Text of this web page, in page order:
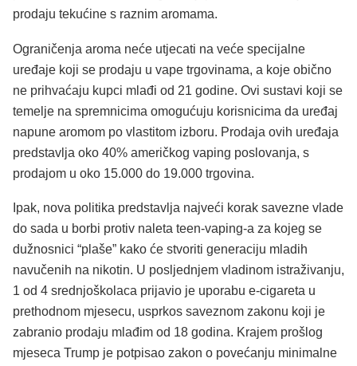
prodaju tekućine s raznim aromama.
Ograničenja aroma neće utjecati na veće specijalne
uređaje koji se prodaju u vape trgovinama, a koje obično
ne prihvaćaju kupci mlađi od 21 godine. Ovi sustavi koji se
temelje na spremnicima omogućuju korisnicima da uređaj
napune aromom po vlastitom izboru. Prodaja ovih uređaja
predstavlja oko 40% američkog vaping poslovanja, s
prodajom u oko 15.000 do 19.000 trgovina.
Ipak, nova politika predstavlja najveći korak savezne vlade
do sada u borbi protiv naleta teen-vaping-a za kojeg se
dužnosnici “plaše” kako će stvoriti generaciju mladih
navučenih na nikotin. U posljednjem vladinom istraživanju,
1 od 4 srednjoškolaca prijavio je uporabu e-cigareta u
prethodnom mjesecu, usprkos saveznom zakonu koji je
zabranio prodaju mlađim od 18 godina. Krajem prošlog
mjeseca Trump je potpisao zakon o povećanju minimalne